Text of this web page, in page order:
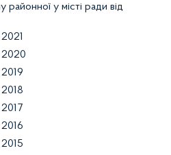
районної у місті ради від
2020